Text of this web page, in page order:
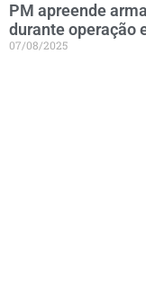
PM apreende
durante operação
07/08/2025